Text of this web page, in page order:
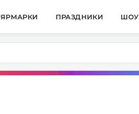
ЯРМАРКИ ПРАЗДНИКИ ШОУ